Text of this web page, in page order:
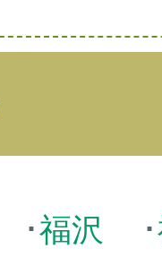
･福沢 ･